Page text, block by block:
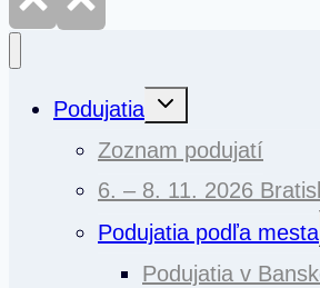
Podujatia
Toggle
Zoznam podujatí
6. – 8. 11. 2026
Podujatia podľa mesta
Podujatia v